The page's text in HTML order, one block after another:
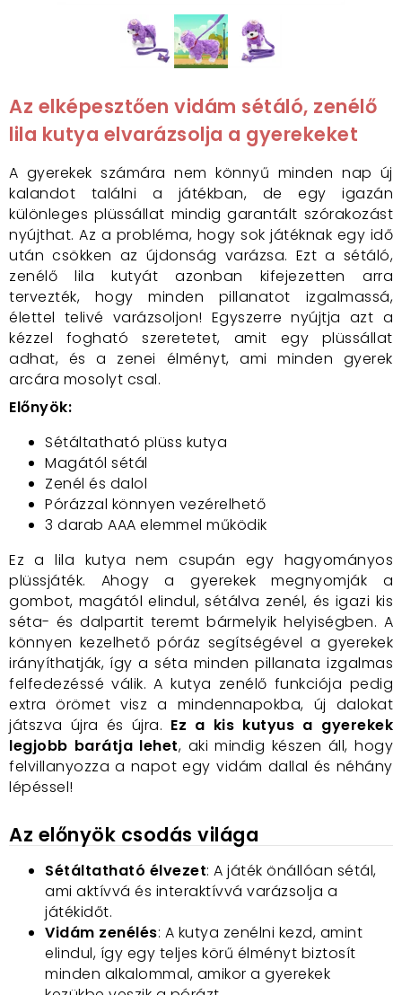
Az elképesztően vidám sétáló, zenélő
lila kutya elvarázsolja a gyerekeket
A gyerekek számára nem könnyű minden nap új
kalandot találni a játékban, de egy igazán
különleges plüssállat mindig garantált szórakozást
nyújthat. Az a probléma, hogy sok játéknak egy idő
után csökken az újdonság varázsa. Ezt a sétáló,
zenélő lila kutyát azonban kifejezetten arra
tervezték, hogy minden pillanatot izgalmassá,
élettel telivé varázsoljon! Egyszerre nyújtja azt a
kézzel fogható szeretetet, amit egy plüssállat
adhat, és a zenei élményt, ami minden gyerek
arcára mosolyt csal.
Előnyök:
Sétáltatható plüss kutya
Magától sétál
Zenél és dalol
Pórázzal könnyen vezérelhető
3 darab AAA elemmel működik
Ez a lila kutya nem csupán egy hagyományos
plüssjáték. Ahogy a gyerekek megnyomják a
gombot, magától elindul, sétálva zenél, és igazi kis
séta- és dalpartit teremt bármelyik helyiségben. A
könnyen kezelhető póráz segítségével a gyerekek
irányíthatják, így a séta minden pillanata izgalmas
felfedezéssé válik. A kutya zenélő funkciója pedig
extra örömet visz a mindennapokba, új dalokat
játszva újra és újra. Ez a kis kutyus a gyerekek
legjobb barátja lehet, aki mindig készen áll, hogy
felvillanyozza a napot egy vidám dallal és néhány
lépéssel!
Az előnyök csodás világa
Sétáltatható élvezet: A játék önállóan sétál,
ami aktívvá és interaktívvá varázsolja a
játékidőt.
Vidám zenélés: A kutya zenélni kezd, amint
elindul, így egy teljes körű élményt biztosít
minden alkalommal, amikor a gyerekek